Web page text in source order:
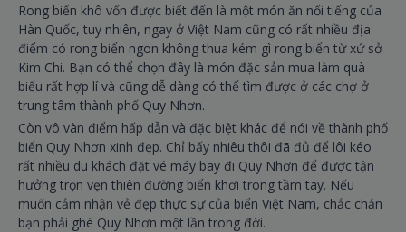
Rong biển khô vốn được biết đến là một món ăn nổi tiếng của
Hàn Quốc, tuy nhiên, ngay ở Việt Nam cũng có rất nhiều địa
điểm có rong biển ngon không thua kém gì rong biển từ xứ sở
Kim Chi. Bạn có thể chọn đây là món đặc sản mua làm quà
biếu rất hợp lí và cũng dễ dàng có thể tìm được ở các chợ ở
trung tâm thành phố Quy Nhơn.
Còn vô vàn điểm hấp dẫn và đặc biệt khác để nói về thành phố
biển Quy Nhơn xinh đẹp. Chỉ bấy nhiêu thôi đã đủ để lôi kéo
rất nhiều du khách đặt vé máy bay đi Quy Nhơn để được tận
hưởng trọn vẹn thiên đường biển khơi trong tầm tay. Nếu
muốn cảm nhận vẻ đẹp thực sự của biển Việt Nam, chắc chắn
bạn phải ghé Quy Nhơn một lần trong đời.